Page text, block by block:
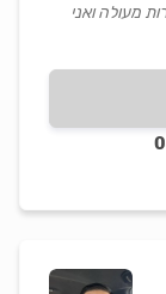
מעולה ואני